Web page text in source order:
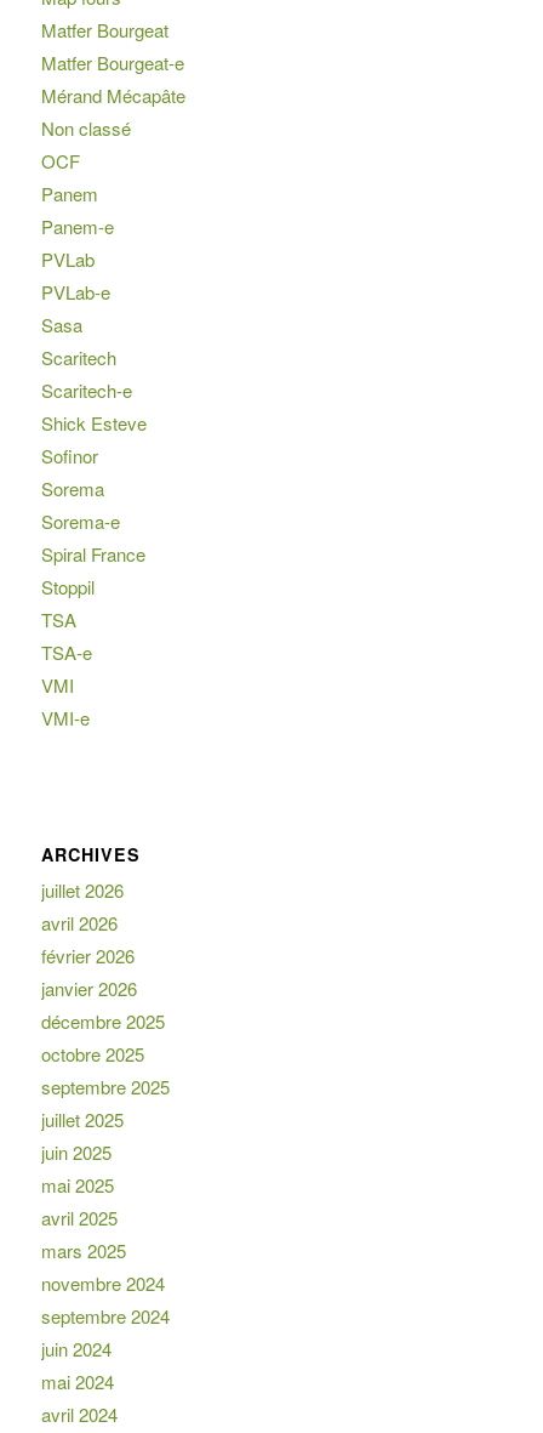
Matfer Bourgeat
Matfer Bourgeat-e
Mérand Mécapâte
Non classé
OCF
Panem
Panem-e
PVLab
PVLab-e
Sasa
Scaritech
Scaritech-e
Shick Esteve
Sofinor
Sorema
Sorema-e
Spiral France
Stoppil
TSA
TSA-e
VMI
VMI-e
ARCHIVES
juillet 2026
avril 2026
février 2026
janvier 2026
décembre 2025
octobre 2025
septembre 2025
juillet 2025
juin 2025
mai 2025
avril 2025
mars 2025
novembre 2024
septembre 2024
juin 2024
mai 2024
avril 2024